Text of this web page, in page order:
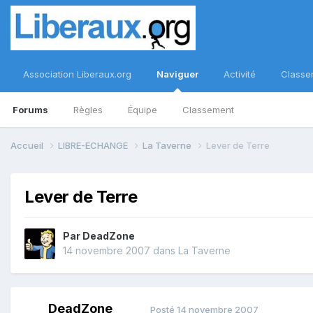
Association Liberaux.org Naviguer
Forums Règles Équipe Classement
Activité
Accueil LIBRE-ECHANGE La Taverne Lever de Terre
Lever de Terre
Par DeadZone
14 novembre 2007 dans La Taverne
DeadZone Posté 14 novembre 2007